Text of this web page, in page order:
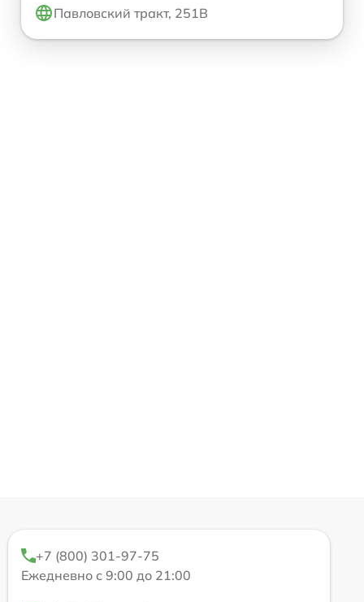
Павловский тракт, 251В
+7 (800) 301-97-75
Ежедневно с 9:00 до 21:00